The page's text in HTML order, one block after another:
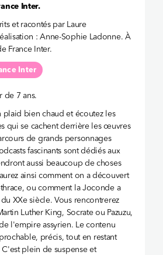
Inter.
et racontés par Laure
: Anne-Sophie Ladonne. À
France Inter.
Inter
de 7 ans.
plaid bien chaud et écoutez les
qui se cachent derrière les œuvres
de grands personnages
fascinants sont dédiés aux
aussi beaucoup de choses
ainsi comment on a découvert
ou comment la Joconde a
XXe siècle. Vous rencontrerez
Luther King, Socrate ou Pazuzu,
l'empire assyrien. Le contenu
précis, tout en restant
C'est plein de suspense et